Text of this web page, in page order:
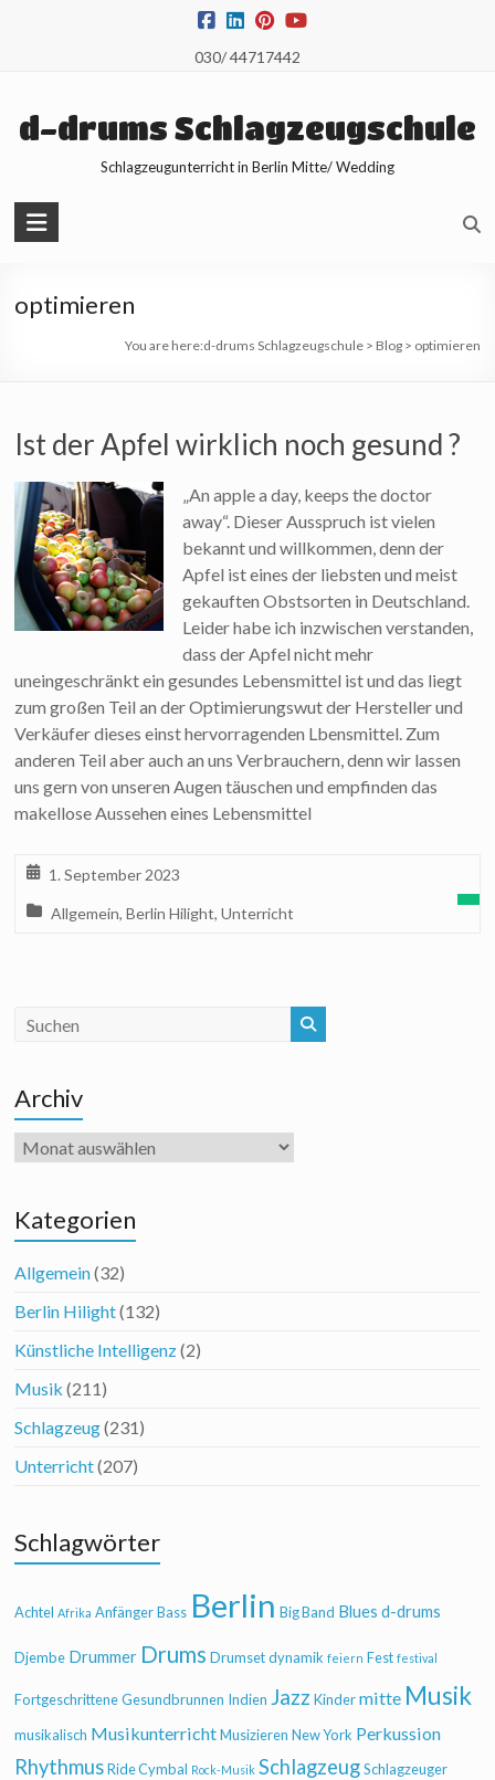
030/ 44717442
d-drums Schlagzeugschule
Schlagzeugunterricht in Berlin Mitte/ Wedding
optimieren
You are here:d-drums Schlagzeugschule> Blog> optimieren
Ist der Apfel wirklich noch gesund ?
„An apple a day, keeps the doctor
away“. Dieser Ausspruch ist vielen
bekannt und willkommen, denn der
Apfel ist eines der liebsten und meist
gekauften Obstsorten in Deutschland.
Leider habe ich inzwischen verstanden,
dass der Apfel nicht mehr
uneingeschränkt ein gesundes Lebensmittel ist und das liegt
zum großen Teil an der Optimierungswut der Hersteller und
Verkäufer dieses einst hervorragenden Lbensmittel. Zum
anderen Teil aber auch an uns Verbrauchern, denn wir lassen
uns gern von unseren Augen täuschen und empfinden das
makellose Aussehen eines Lebensmittel
1. September 2023
Allgemein,Berlin Hilight,Unterricht
Archiv
Archiv
Kategorien
Allgemein(32)
Berlin Hilight(132)
Künstliche Intelligenz(2)
Musik (211)
Schlagzeug(231)
Unterricht(207)
Schlagwörter
Achtel Afrika Anfänger Bass Berlin Big Band Blues d-drums
Djembe Drummer Drums Drumset dynamik feiern Fest festival
Fortgeschrittene Gesundbrunnen Indien Jazz Kinder mitte Musik
musikalisch Musikunterricht Musizieren New York Perkussion
Rhythmus Ride Cymbal Rock-Musik Schlagzeug Schlagzeuger